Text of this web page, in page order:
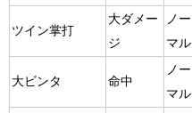
ツイン掌打
大ダメー
ジ
ノー
マル
大ビンタ 命中
ノー
マル